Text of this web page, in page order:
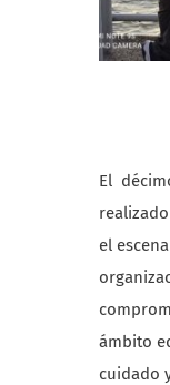
El
el
ámbito
cuidado